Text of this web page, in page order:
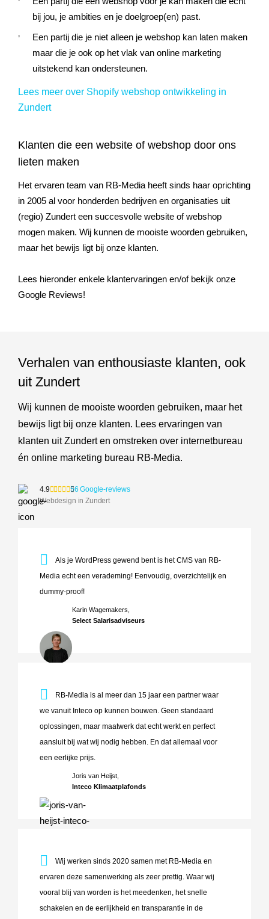
bij jou, je ambities en je doelgroep(en) past.
Een partij die je niet alleen je webshop kan laten maken
maar die je ook op het vlak van online marketing
uitstekend kan ondersteunen.
Lees meer over Shopify webshop ontwikkeling in
Zundert
Klanten die een website of webshop door ons
lieten maken
Het ervaren team van RB-Media heeft sinds haar oprichting
in 2005 al voor honderden bedrijven en organisaties uit
(regio) Zundert een succesvolle website of webshop
mogen maken. Wij kunnen de mooiste woorden gebruiken,
maar het bewijs ligt bij onze klanten.
Lees hieronder enkele klantervaringen en/of bekijk onze
Google Reviews!
Verhalen van enthousiaste klanten, ook
uit Zundert
Wij kunnen de mooiste woorden gebruiken, maar het
bewijs ligt bij onze klanten. Lees ervaringen van
klanten uit Zundert en omstreken over internetbureau
én online marketing bureau RB-Media.
4.9
56 Google-reviews
Webdesign in Zundert
Karin Wagemakers,
Select Salarisadviseurs
Als je WordPress gewend bent is het CMS van RB-
Media echt een verademing! Eenvoudig, overzichtelijk en
dummy-proof!
Als je WordPress gewend bent is het CMS van RB-
Joris van Heijst,
Inteco Klimaatplafonds
RB-Media is al meer dan 15 jaar een partner waar
we vanuit Inteco op kunnen bouwen. Geen standaard
oplossingen, maar maatwerk dat echt werkt en perfect
aansluit bij wat wij nodig hebben. En dat allemaal voor
een eerlijke prijs.
RB-Media is al meer dan 15 jaar een partner waar we
Wij werken sinds 2020 samen met RB-Media en
ervaren deze samenwerking als zeer prettig. Waar wij
vooral blij van worden is het meedenken, het snelle
schakelen en de eerlijkheid en transparantie in de
Wij werken sinds 2020 samen met RB-Media en ervaren